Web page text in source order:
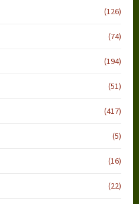
(126)
(74)
(194)
(51)
(417)
(5)
(16)
(22)